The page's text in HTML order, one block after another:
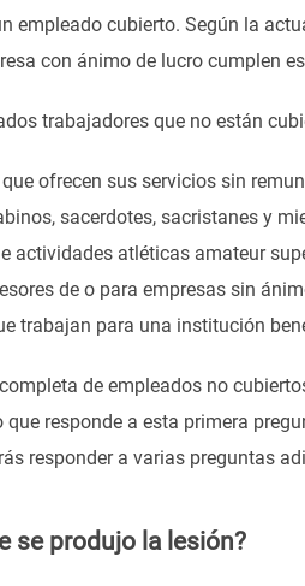
empleado cubierto. Según la
con ánimo de lucro cumplen
trabajadores que no están
ofrecen sus servicios sin
sacerdotes, sacristanes y
actividades atléticas amateur
de o para empresas sin
trabajan para una institución
de empleados no
que responde a esta primera
responder a varias preguntas
se produjo la lesión?